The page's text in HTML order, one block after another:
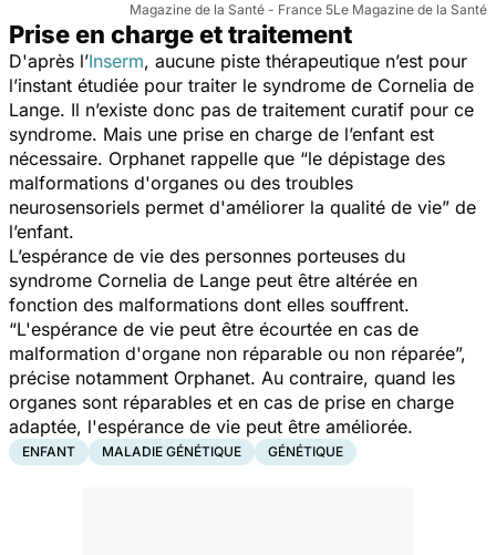
Magazine de la Santé - France 5Le Magazine de la Santé
Prise en charge et traitement
D'après l’Inserm, aucune piste thérapeutique n’est pour
l’instant étudiée pour traiter le syndrome de Cornelia de
Lange. Il n’existe donc pas de traitement curatif pour ce
syndrome. Mais une prise en charge de l’enfant est
nécessaire. Orphanet rappelle que “le dépistage des
malformations d'organes ou des troubles
neurosensoriels permet d'améliorer la qualité de vie” de
l’enfant.
L’espérance de vie des personnes porteuses du
syndrome Cornelia de Lange peut être altérée en
fonction des malformations dont elles souffrent.
“L'espérance de vie peut être écourtée en cas de
malformation d'organe non réparable ou non réparée”,
précise notamment Orphanet. Au contraire, quand les
organes sont réparables et en cas de prise en charge
adaptée, l'espérance de vie peut être améliorée.
ENFANT MALADIE GÉNÉTIQUE GÉNÉTIQUE